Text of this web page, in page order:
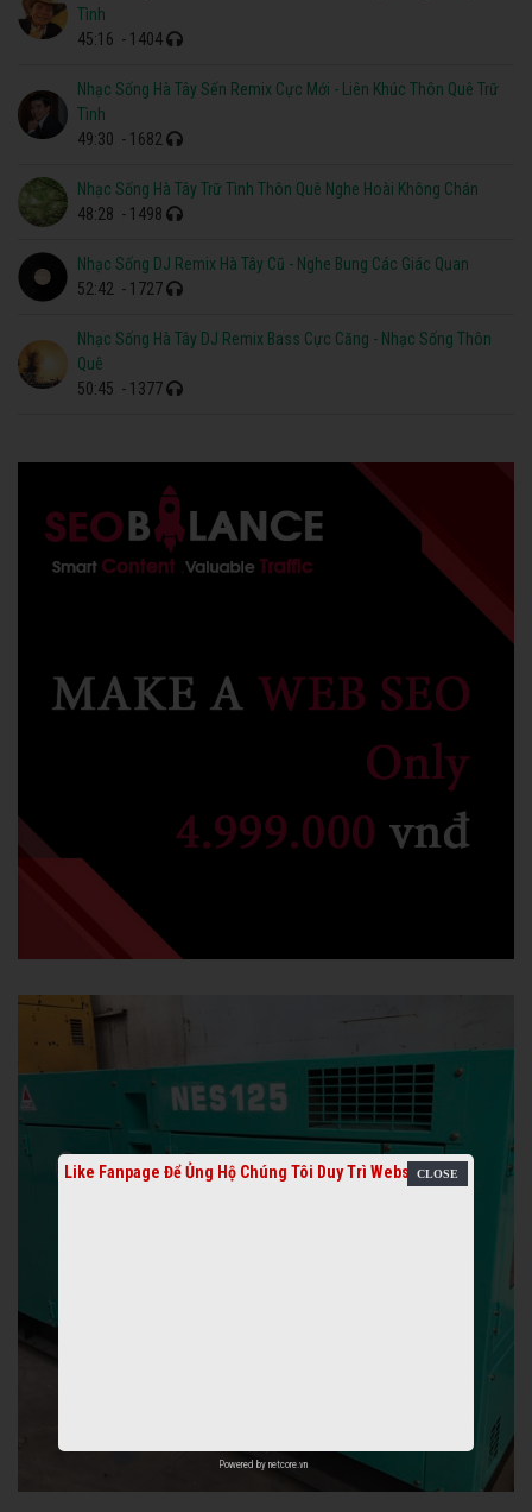
Tình
45:16 - 1404
Nhạc Sống Hà Tây Sến Remix Cực Mới - Liên Khúc Thôn Quê Trữ
Tình
49:30 - 1682
Nhạc Sống Hà Tây Trữ Tình Thôn Quê Nghe Hoài Không Chán
48:28 - 1498
Nhạc Sống DJ Remix Hà Tây Cũ - Nghe Bung Các Giác Quan
52:42 - 1727
Nhạc Sống Hà Tây DJ Remix Bass Cực Căng - Nhạc Sống Thôn
Quê
50:45 - 1377
Like Fanpage Để Ủng Hộ Chúng Tôi Duy Trì Website
Powered by netcore.vn